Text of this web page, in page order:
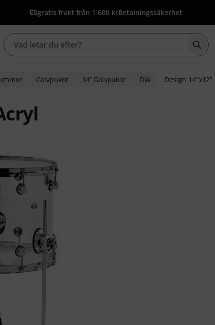
gratis frakt från 1 600 krBetalningssäkerhet
Golvpukor 14’’ Golvpukor DW Design 14"x12"